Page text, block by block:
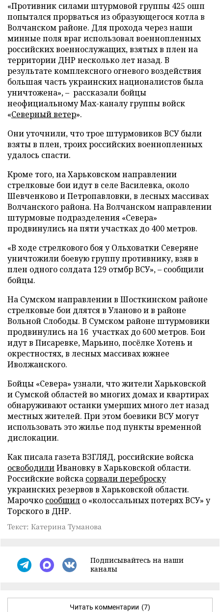
«Противник силами штурмовой группы 425 ошп
попытался прорваться из образующегося котла в
Волчанском районе. Для прохода через наши
минные поля враг использовал военнопленных
российских военнослужащих, взятых в плен на
территории ДНР несколько лет назад. В
результате комплексного огневого воздействия
большая часть украинских националистов была
уничтожена», – рассказали бойцы
неофициальному Max-каналу группы войск
«Северный ветер».
Они уточнили, что трое штурмовиков ВСУ были
взяты в плен, троих российских военнопленных
удалось спасти.
Кроме того, на Харьковском направлении
стрелковые бои идут в селе Василевка, около
Шевченково и Петропавловки, в лесных массивах
Волчанского района. На Волчанском направлении
штурмовые подразделения «Севера»
продвинулись на пяти участках до 400 метров.
«В ходе стрелкового боя у Ольховатки Северяне
уничтожили боевую группу противнику, взяв в
плен одного солдата 129 отмбр ВСУ», – сообщили
бойцы.
На Сумском направлении в Шосткинском районе
стрелковые бои длятся в Уланово и в районе
Вольной Слободы. В Сумском районе штурмовики
продвинулись на 16 участках до 600 метров. Бои
идут в Писаревке, Марьино, посёлке Хотень и
окрестностях, в лесных массивах южнее
Иволжанского.
Бойцы «Севера» узнали, что жители Харьковской
и Сумской областей во многих домах и квартирах
обнаруживают останки умерших много лет назад
местных жителей. При этом боевики ВСУ могут
использовать это жилье под пункты временной
дислокации.
Как писала газета ВЗГЛЯД, российские войска
освободилиИвановку в Харьковской области.
Российские войска сорвали переброску
украинских резервов в Харьковской области.
Марочко сообщил о «колоссальных потерях ВСУ» у
Торского в ДНР.
Текст: Катерина Туманова
Подписывайтесь на наши
каналы
Читать комментарии (7)